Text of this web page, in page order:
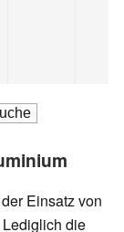
Einsatz von
die